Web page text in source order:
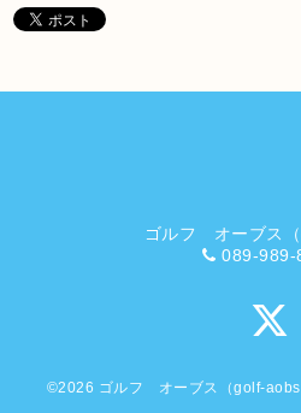
ゴルフ オーブス（
089-989-
©2026 ゴルフ オーブス（golf-aobs